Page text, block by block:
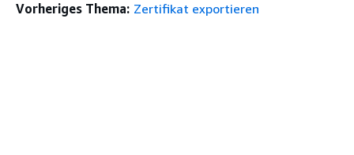
Vorheriges Thema: Zertifikat exportieren